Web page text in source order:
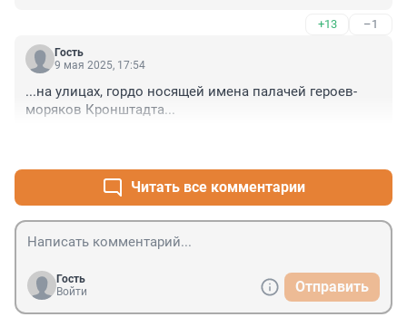
+13 –1
Гость
9 мая 2025, 17:54
...на улицах, гордо носящей имена палачей героев-
моряков Кронштадта...
Читать все комментарии
Гость
Войти
Отправить